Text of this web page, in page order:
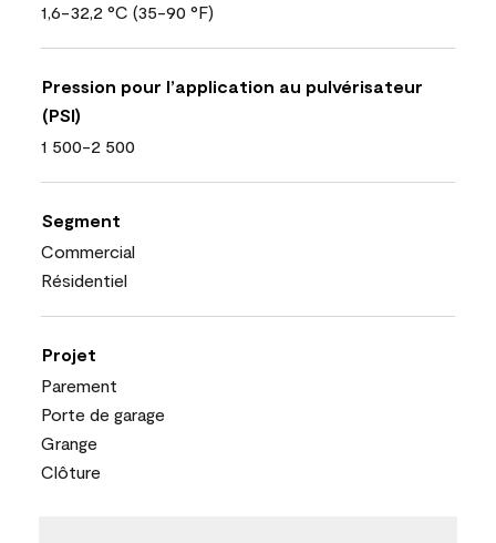
1,6-32,2 °C (35-90 °F)
Pression pour l’application au pulvérisateur
(PSI)
1 500-2 500
Segment
Commercial
Résidentiel
Projet
Parement
Porte de garage
Grange
Clôture